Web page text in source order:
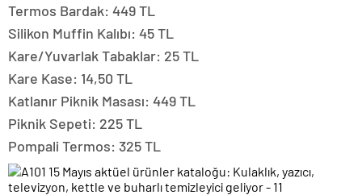
Termos Bardak: 449 TL
Silikon Muffin Kalıbı: 45 TL
Kare/Yuvarlak Tabaklar: 25 TL
Kare Kase: 14,50 TL
Katlanır Piknik Masası: 449 TL
Piknik Sepeti: 225 TL
Pompali Termos: 325 TL